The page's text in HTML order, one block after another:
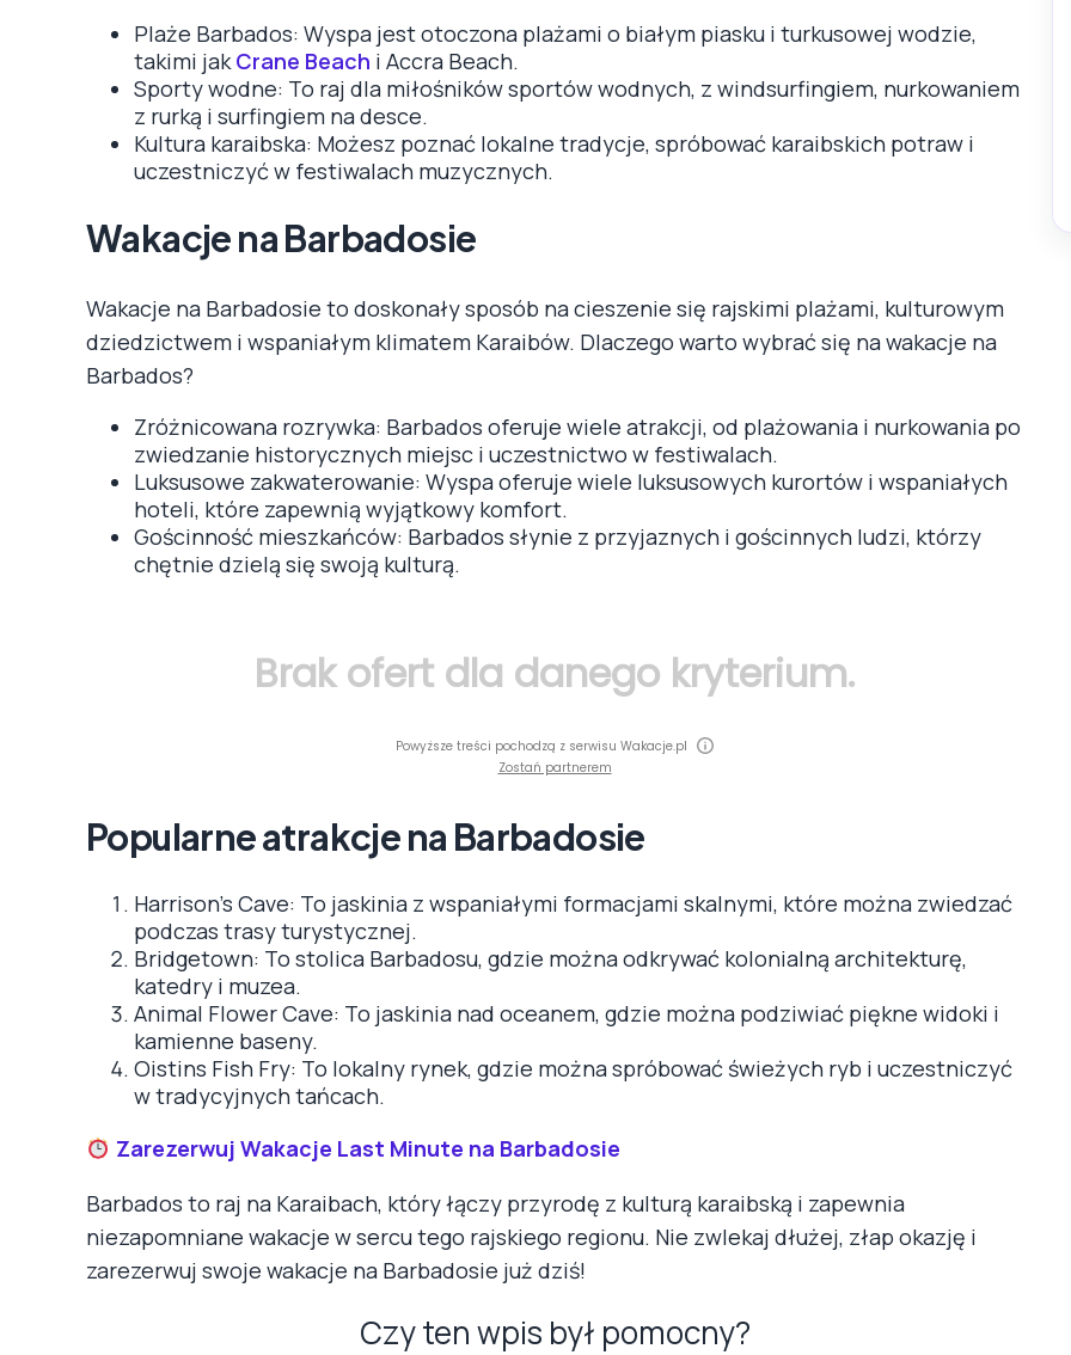
Plaże Barbados: Wyspa jest otoczona plażami o białym piasku i turkusowej wodzie,
takimi jakCrane Beach i Accra Beach.
Sporty wodne: To raj dla miłośników sportów wodnych, z windsurfingiem, nurkowaniem
z rurką i surfingiem na desce.
Kultura karaibska: Możesz poznać lokalne tradycje, spróbować karaibskich potraw i
uczestniczyć w festiwalach muzycznych.
Wakacje na Barbadosie
Wakacje na Barbadosie to doskonały sposób na cieszenie się rajskimi plażami, kulturowym
dziedzictwem i wspaniałym klimatem Karaibów. Dlaczego warto wybrać się na wakacje na
Barbados?
Zróżnicowana rozrywka: Barbados oferuje wiele atrakcji, od plażowania i nurkowania po
zwiedzanie historycznych miejsc i uczestnictwo w festiwalach.
Luksusowe zakwaterowanie: Wyspa oferuje wiele luksusowych kurortów i wspaniałych
hoteli, które zapewnią wyjątkowy komfort.
Gościnność mieszkańców: Barbados słynie z przyjaznych i gościnnych ludzi, którzy
chętnie dzielą się swoją kulturą.
Brak ofert dla danego kryterium.
Powyższe treści pochodzą z serwisu Wakacje.pl
Zostań partnerem
Popularne atrakcje na Barbadosie
Harrison’s Cave: To jaskinia z wspaniałymi formacjami skalnymi, które można zwiedzać
podczas trasy turystycznej.
Bridgetown: To stolica Barbadosu, gdzie można odkrywać kolonialną architekturę,
katedry i muzea.
Animal Flower Cave: To jaskinia nad oceanem, gdzie można podziwiać piękne widoki i
kamienne baseny.
Oistins Fish Fry: To lokalny rynek, gdzie można spróbować świeżych ryb i uczestniczyć
w tradycyjnych tańcach.
Zarezerwuj Wakacje Last Minute na Barbadosie
Barbados to raj na Karaibach, który łączy przyrodę z kulturą karaibską i zapewnia
niezapomniane wakacje w sercu tego rajskiego regionu. Nie zwlekaj dłużej, złap okazję i
zarezerwuj swoje wakacje na Barbadosie już dziś!
Czy ten wpis był pomocny?